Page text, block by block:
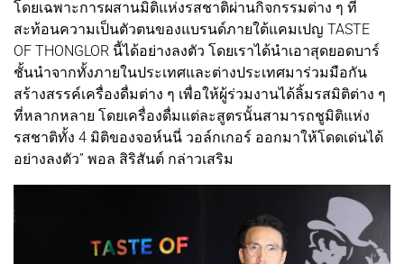
โดยเฉพาะการผสานมิติแห่งรสชาติผ่านกิจกรรมต่าง ๆ ที่
สะท้อนความเป็นตัวตนของแบรนด์ภายใต้แคมเปญ TASTE
OF THONGLOR นี้ได้อย่างลงตัว โดยเราได้นำเอาสุดยอดบาร์
ชั้นนำจากทั้งภายในประเทศและต่างประเทศมาร่วมมือกัน
สร้างสรรค์เครื่องดื่มต่าง ๆ เพื่อให้ผู้ร่วมงานได้ลิ้มรสมิติต่าง ๆ
ที่หลากหลาย โดยเครื่องดื่มแต่ละสูตรนั้นสามารถชูมิติแห่ง
รสชาติทั้ง 4 มิติของจอห์นนี่ วอล์กเกอร์ ออกมาให้โดดเด่นได้
อย่างลงตัว” พอล สิริสันต์ กล่าวเสริม